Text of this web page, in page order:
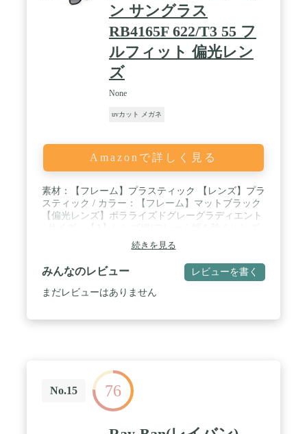
ら始まるプリント（刻印）が施されています。
（例：RB5250） 間違い等ではございませんので、
どうぞ、ご安心くださいますようお願いいたしま
す。 / 【サイズについて】レンズの横幅52mm、レ
ンズの縦幅30mm、全体の横幅137mm、全体の縦幅
35mm、フレームPD71mm、メーカー公表サイズ
52□19-135 【カラーについて】フレームカラー：
ブラック、レンズ：『ダテメガネ用レンズ(度な
以上、可視光線透過率：約99% ミラリジャパンの
になる場合がございます。
ン サングラス
RB4165F 622/T3 55 フ
ルフィット 偏光レン
ズ
None
uvカット メガネ
Amazonで詳しく見る
素材：【フレーム】プラスティック 【レンズ】プラ
スティック / カラー：【フレーム】マットブラック
【偏光レンズ】ポラライズドグレーグラディエント
の直線距離)約42mm 【B】レンズ横(フレーム幅を除
くレンズの直線距離)約55mm 【C】鼻幅(左右の鼻盛
上部の直線距離)約16mm 【D】サイドテンプル(サ
イドテンプルの全長距離)約135mm 【E】フレーム
幅(蝶番から蝶番の直線距離)約123mm / 付属品：レ
続きを見る
みんなのレビュー レビューを書く
まだレビューはありません
No.15 76